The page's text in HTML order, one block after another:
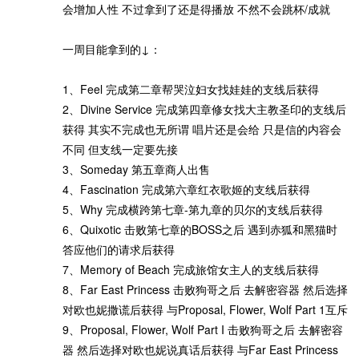
会增加人性 不过拿到了还是得播放 不然不会跳杯/成就
一周目能拿到的↓：
1、Feel 完成第二章帮哭泣妇女找娃娃的支线后获得
2、Divine Service 完成第四章修女找大主教圣印的支线后
获得 其实不完成也无所谓 唱片还是会给 只是信的内容会
不同 但支线一定要先接
3、Someday 第五章商人出售
4、Fascination 完成第六章红衣歌姬的支线后获得
5、Why 完成横跨第七章-第九章的贝尔的支线后获得
6、Quixotic 击败第七章的BOSS之后 遇到赤狐和黑猫时
答应他们的请求后获得
7、Memory of Beach 完成旅馆女主人的支线后获得
8、Far East Princess 击败狗哥之后 去解密容器 然后选择
对欧也妮撒谎后获得 与Proposal, Flower, Wolf Part 1互斥
9、Proposal, Flower, Wolf Part I 击败狗哥之后 去解密容
器 然后选择对欧也妮说真话后获得 与Far East Princess